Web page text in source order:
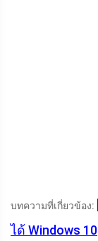
บทความที่เกี่ยวข้อง:
ได้ Windows 10